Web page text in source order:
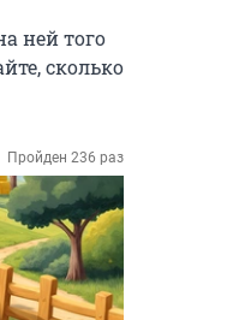
ней того
сколько
Пройден 236 раз